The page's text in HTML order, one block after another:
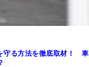
守る方法を徹底取材！ 車